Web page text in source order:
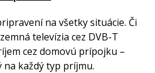
na všetky situácie. Či
televízia cez DVB-T
cez domovú prípojku –
každý typ príjmu.